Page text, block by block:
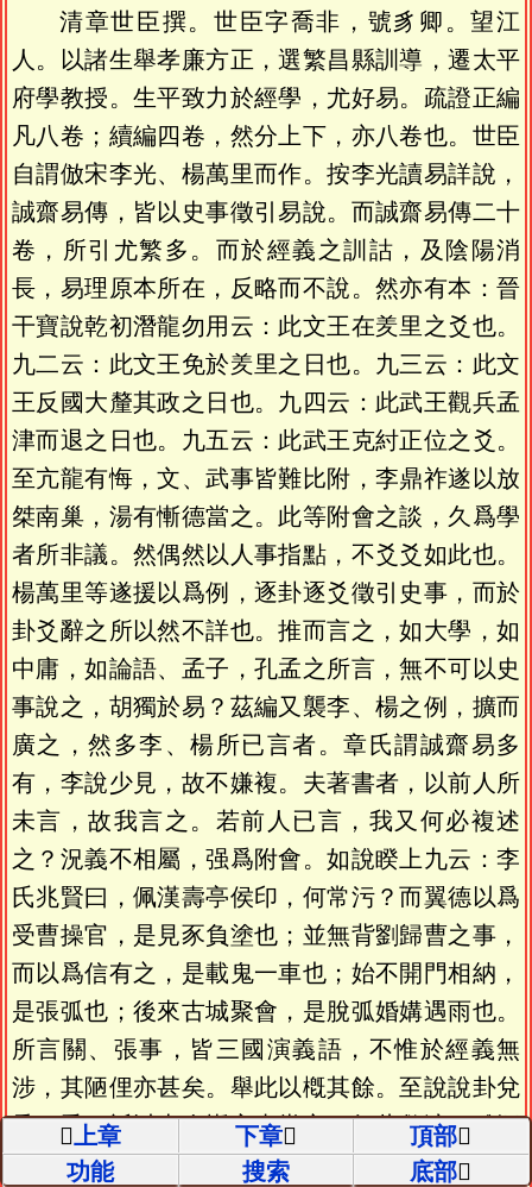
清章世臣撰。世臣字喬非，號豸卿。望江
人。以諸生舉孝廉方正，選繁昌縣訓導，遷太平
府學教授。生平致力於經學，尤好易。疏證正編
凡八卷；續編四卷，然分上下，亦八卷也。世臣
自謂倣宋李光、楊萬里而作。按李光讀易詳說，
誠齋易傳，皆以史事徵引易說。而誠齋易傳二十
卷，所引尤繁多。而於經義之訓詁，及陰陽消
長，易理原本所在，反略而不說。然亦有本：晉
干寶說乾初潛龍勿用云：此文王在羑里之爻也。
九二云：此文王免於羑里之日也。九三云：此文
王反國大釐其政之日也。九四云：此武王觀兵孟
津而退之日也。九五云：此武王克紂正位之爻。
至亢龍有悔，文、武事皆難比附，李鼎祚遂以放
桀南巢，湯有慚德當之。此等附會之談，久爲學
者所非議。然偶然以人事指點，不爻爻如此也。
楊萬里等遂援以爲例，逐卦逐爻徵引史事，而於
卦爻辭之所以然不詳也。推而言之，如大學，如
中庸，如論語、孟子，孔孟之所言，無不可以史
事說之，胡獨於易？茲編又襲李、楊之例，擴而
廣之，然多李、楊所已言者。章氏謂誠齋易多
有，李說少見，故不嫌複。夫著書者，以前人所
未言，故我言之。若前人已言，我又何必複述
之？況義不相屬，强爲附會。如說睽上九云：李
氏兆賢曰，佩漢壽亭侯印，何常污？而翼德以爲
受曹操官，是見豕負塗也；並無背劉歸曹之事，
而以爲信有之，是載鬼一車也；始不開門相納，
是張弧也；後來古城聚會，是脫弧婚媾遇雨也。
所言關、張事，皆三國演義語，不惟於經義無
涉，其陋俚亦甚矣。舉此以槪其餘。至說說卦兌
爲口舌，祇以古人愼言事當之。如此敷演，雖汗
牛充棟，不能畢其說。而續編所舉各事，尤爲勉
上章 下章
頂部
功能
搜索 底部